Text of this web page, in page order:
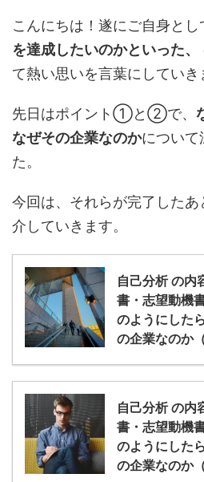
こんにちは！遂にご自身とし
を達成したいのかといった、
て熱い思いを言葉にしていき
先日はポイント①と②で、
なぜその企業なのかについて
た。
今回は、それらが完了した
介していきます。
自己分析 の内
書・志望動機
のようにした
の企業なのか
自己分析 の内
書・志望動機
のようにした
の企業なのか